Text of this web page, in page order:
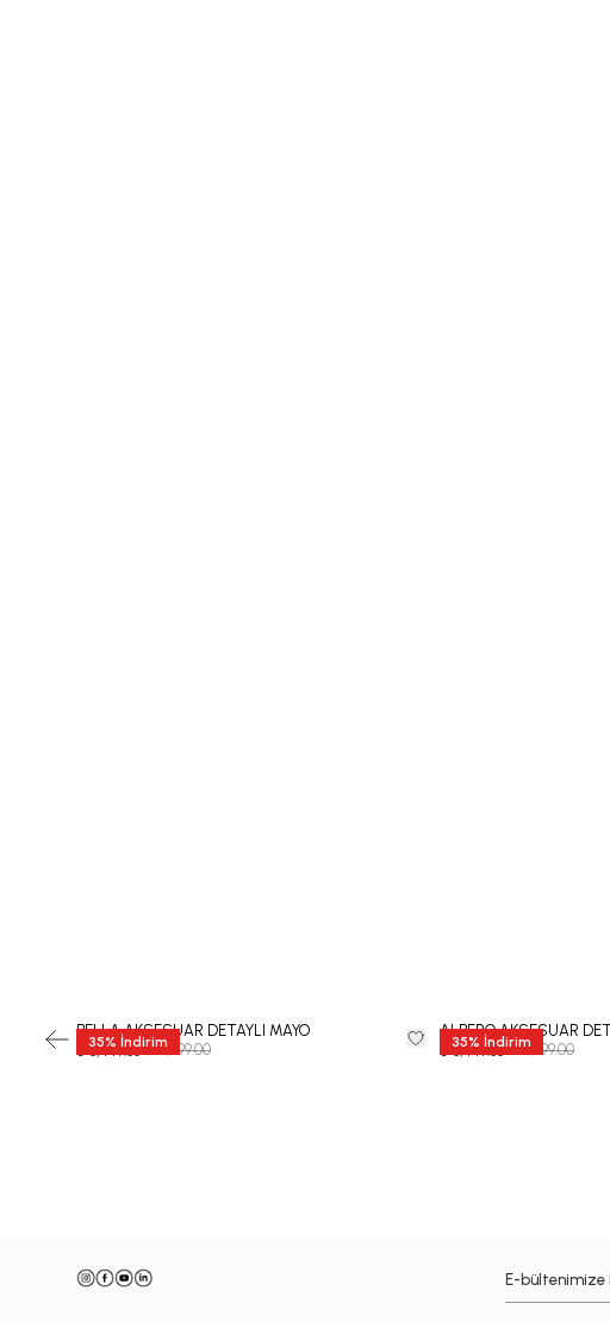
35% İndirim
BELLA AKSESUAR DETAYLI MAYO
₺ 8,449.35₺ 12,999.00 35% İndirim
ALBERO AKSESUAR
₺ 8,449.35₺ 12,999.00
E-bültenimize